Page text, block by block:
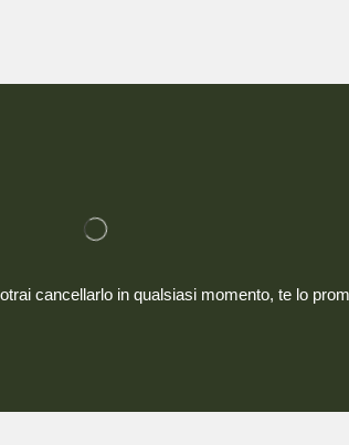
cancellarlo in qualsiasi momento, te lo